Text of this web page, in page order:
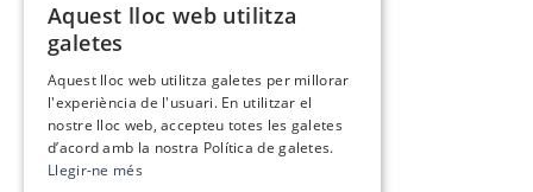
Aquest lloc web utilitza
galetes
Aquest lloc web utilitza galetes per millorar
l'experiència de l'usuari. En utilitzar el
nostre lloc web, accepteu totes les galetes
d’acord amb la nostra Política de galetes.
Llegir-ne més